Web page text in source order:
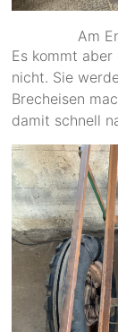
Am
Es kommt
nicht. Sie
Brecheisen
damit schnell